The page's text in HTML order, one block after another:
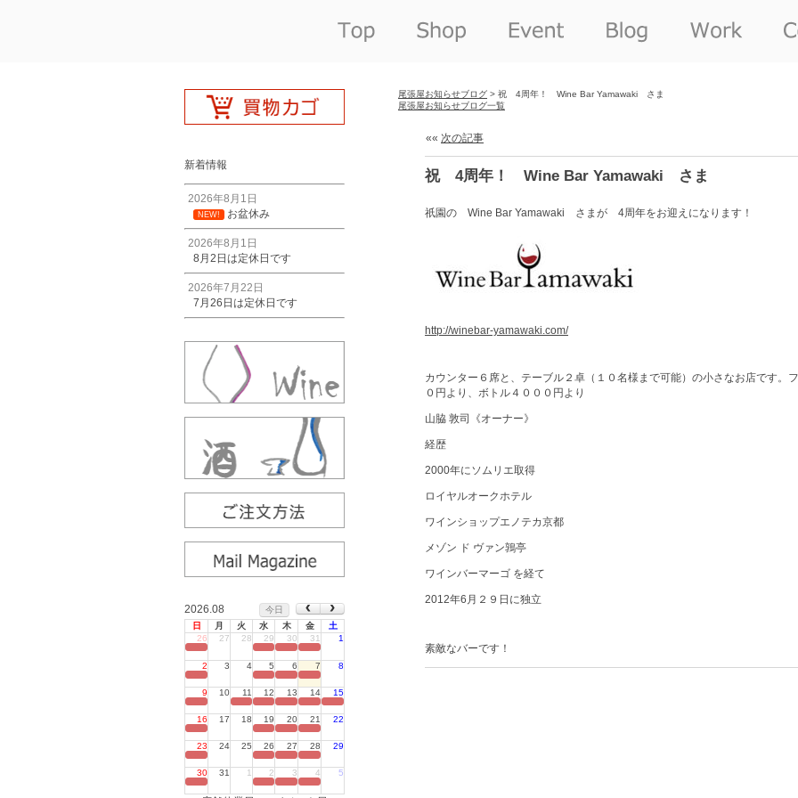
新着情報
2026年8月1日
NEW! お盆休み
2026年8月1日
8月2日は定休日です
2026年7月22日
7月26日は定休日です
2026.08
今日
日
月 火 水 木 金
土
26
27 28 29 30 31 1
2 3 4 5 6 7 8
9 10 11 12 13 14 15
16 17 18 19 20 21 22
23 24 25 26 27 28 29
30 31 1 2 3 4 5
尾張屋お知らせブログ > 祝 4周年！ Wine Bar Yamawaki さま
尾張屋お知らせブログ一覧
«« 次の記事
祝 4周年！ Wine Bar Yamawaki さま
祇園の Wine Bar Yamawaki さまが 4周年をお迎えになります！
http://winebar-yamawaki.com/
カウンター６席と、テーブル２卓（１０名様まで可能）の小さなお店です。
０円より、ボトル４０００円より
山脇 敦司《オーナー》
経歴
2000年にソムリエ取得
ロイヤルオークホテル
ワインショップエノテカ京都
メゾン ド ヴァン鶉亭
ワインバーマーゴ を経て
2012年6月２９日に独立
素敵なバーです！